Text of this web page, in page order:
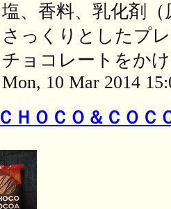
塩、香料、乳化剤
さっくりとしたプ
チョコレートをか
Mon, 10 Mar 2014
ＣＨＯＣＯ＆ＣＯＣ